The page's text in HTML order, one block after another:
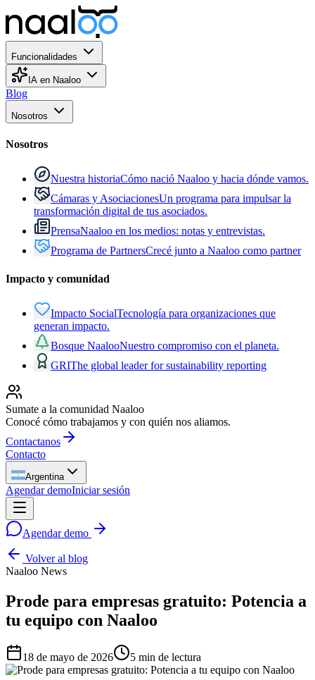
Funcionalidades
IA en Naaloo
Blog
Nosotros
Nosotros
Nuestra historiaCómo nació Naaloo y hacia dónde vamos.
Cámaras y AsociacionesUn programa para impulsar la
transformación digital de tus asociados.
PrensaNaaloo en los medios: notas y entrevistas.
Programa de PartnersCrecé junto a Naaloo como partner
Impacto y comunidad
Impacto SocialTecnología para organizaciones que
generan impacto.
Bosque NaalooNuestro compromiso con el planeta.
GRIThe global leader for sustainability reporting
Sumate a la comunidad Naaloo
Conocé cómo trabajamos y con quién nos aliamos.
Contactanos
Contacto
Argentina
Agendar demoIniciar sesión
Agendar demo
Volver al blog
Naaloo News
Prode para empresas gratuito: Potencia a
tu equipo con Naaloo
18 de mayo de 2026 5 min de lectura